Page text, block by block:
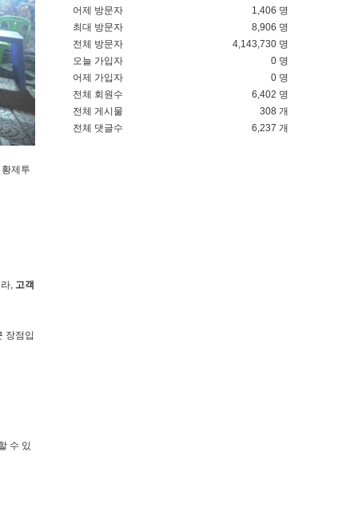
제투
, 고객
장점입
수 있
어제 방문자
1,406 명
최대 방문자
8,906 명
전체 방문자
4,143,730 명
오늘 가입자
0 명
어제 가입자
0 명
전체 회원수
6,402 명
전체 게시물
308 개
전체 댓글수
6,237 개